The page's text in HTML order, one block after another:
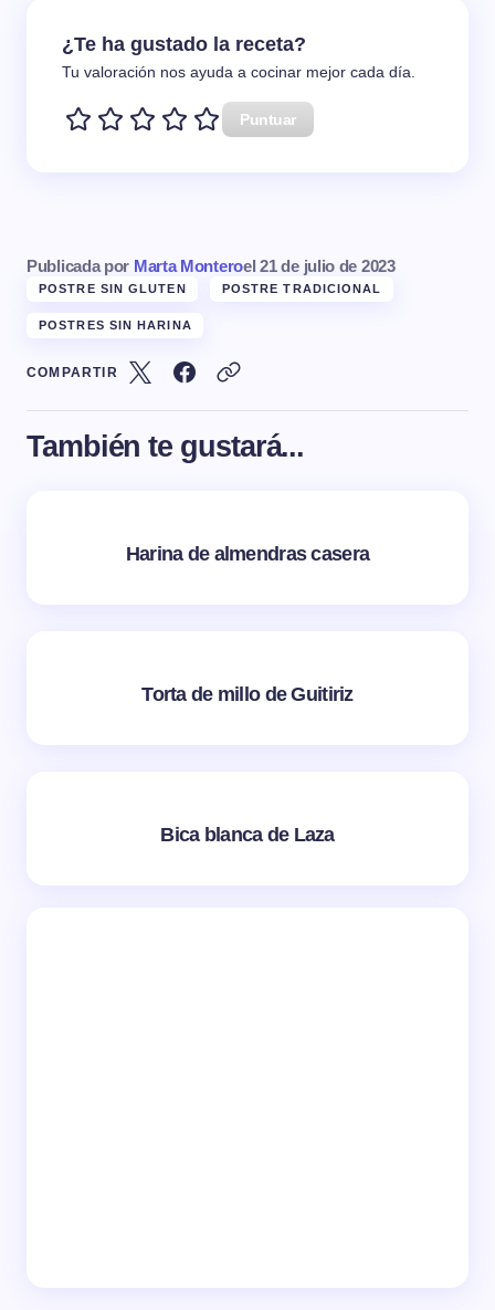
¿Te ha gustado la receta?
Tu valoración nos ayuda a cocinar mejor cada día.
Puntuar
Publicada por Marta Monteroel 21 de julio de 2023
POSTRE SIN GLUTEN POSTRE TRADICIONAL
POSTRES SIN HARINA
COMPARTIR
También te gustará...
Harina de almendras casera
Torta de millo de Guitiriz
Bica blanca de Laza